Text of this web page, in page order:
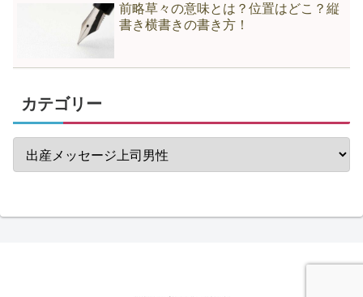
前略草々の意味とは？位置はどこ？縦
書き横書きの書き方！
カテゴリー